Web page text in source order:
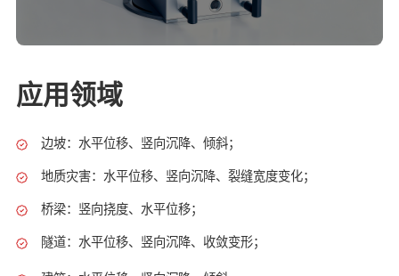
应用领域
边坡：水平位移、竖向沉降、倾斜；
地质灾害：水平位移、竖向沉降、裂缝宽度变化；
桥梁：竖向挠度、水平位移；
隧道：水平位移、竖向沉降、收敛变形；